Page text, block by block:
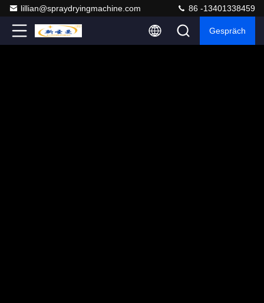
lillian@spraydryingmachine.com 86 -13401338459
Gespräch